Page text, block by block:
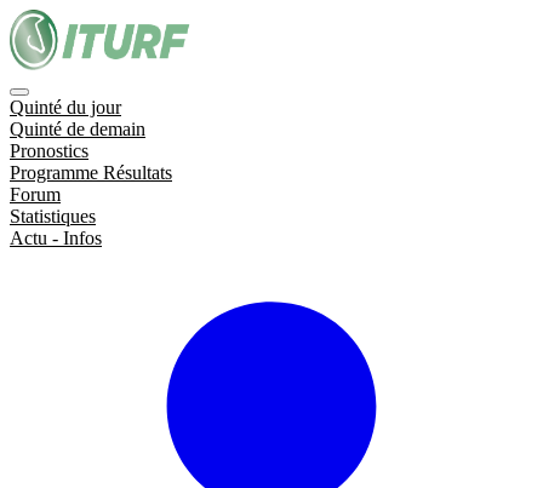
Quinté du jour
Quinté de demain
Pronostics
Programme Résultats
Forum
Statistiques
Actu - Infos